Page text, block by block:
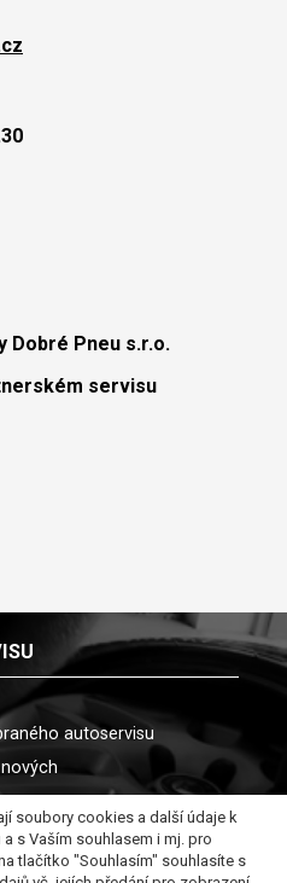
Dobré Pneu s.r.o.
servisu
autoservisu
30 autoservisy
soubory cookies a další údaje k
s Vaším souhlasem i mj. pro
tlačítko "Souhlasím" souhlasíte s